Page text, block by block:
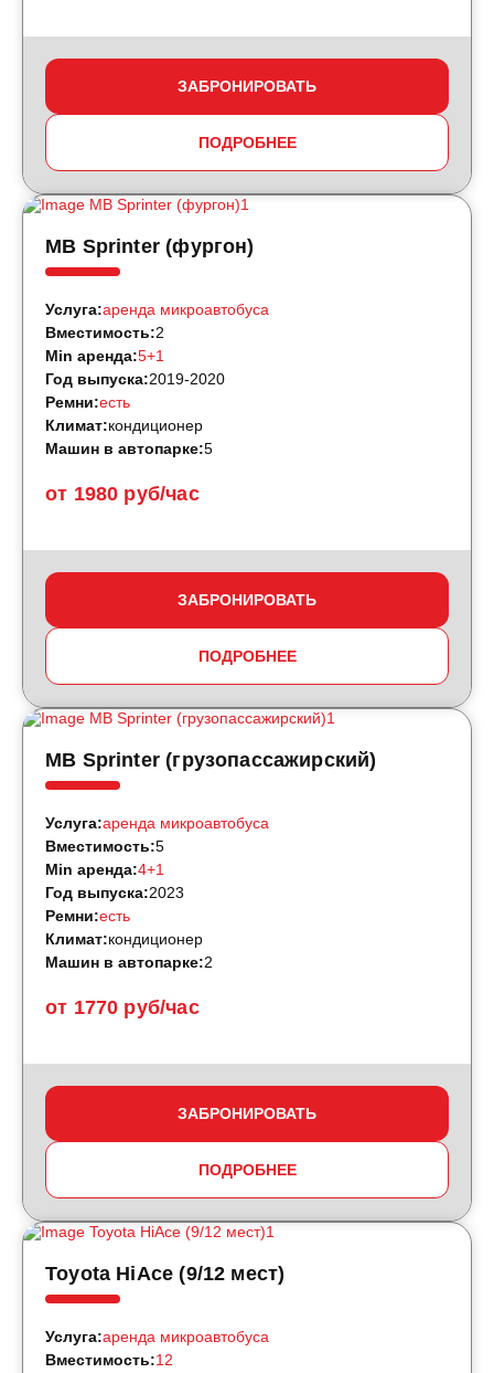
ЗАБРОНИРОВАТЬ
ПОДРОБНЕЕ
MB Sprinter (фургон)
от 1980 руб/час
Услуга:аренда микроавтобуса
Вместимость:2
Min аренда:5+1
Год выпуска:2019-2020
Ремни:есть
Климат:кондиционер
Машин в автопарке:5
ЗАБРОНИРОВАТЬ
ПОДРОБНЕЕ
MB Sprinter (грузопассажирский)
от 1770 руб/час
Услуга:аренда микроавтобуса
Вместимость:5
Min аренда:4+1
Год выпуска:2023
Ремни:есть
Климат:кондиционер
Машин в автопарке:2
ЗАБРОНИРОВАТЬ
ПОДРОБНЕЕ
Toyota HiAce (9/12 мест)
Услуга:аренда микроавтобуса
Вместимость:12